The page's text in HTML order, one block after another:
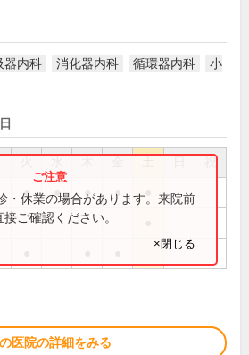
器内科 消化器内科 循環器内科
小
祝
● ● ● ●
・休業の場合があります。来院前
ご確認ください。
×閉じる
医院の詳細をみる